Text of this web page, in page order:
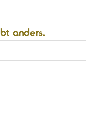
anders.